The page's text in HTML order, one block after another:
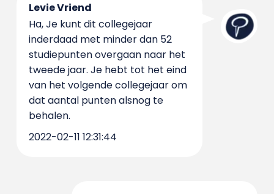
Levie Vriend
Ha, Je kunt dit collegejaar
inderdaad met minder dan 52
studiepunten overgaan naar het
tweede jaar. Je hebt tot het eind
van het volgende collegejaar om
dat aantal punten alsnog te
behalen.
2022-02-11 12:31:44